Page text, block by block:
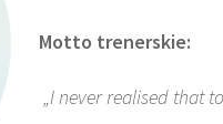
Motto trenerskie:
„I never realised that